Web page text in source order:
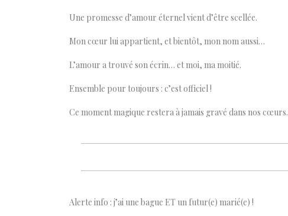
Une promesse d’amour éternel vient d’être scellée.
Mon cœur lui appartient, et bientôt, mon nom aussi…
L’amour a trouvé son écrin… et moi, ma moitié.
Ensemble pour toujours : c’est officiel !
Ce moment magique restera à jamais gravé dans nos cœurs.
Alerte info : j’ai une bague ET un futur(e) marié(e) !